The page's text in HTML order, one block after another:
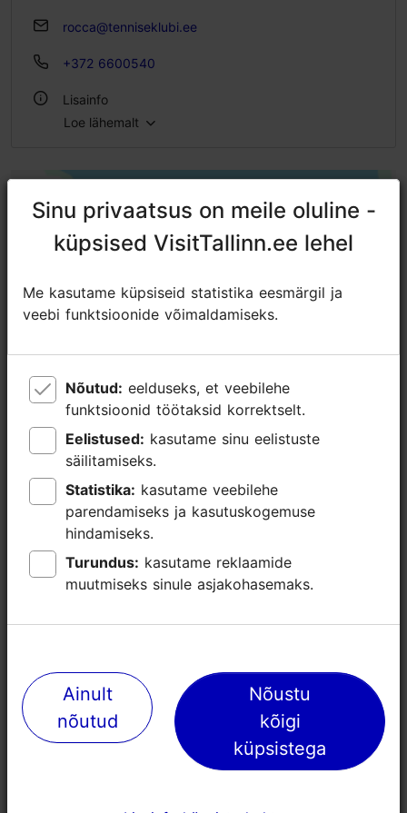
rocca@tenniseklubi.ee
+372 6600540
Lisainfo
Õues
Siseruumis
Loe lähemalt
Lähedalasuvad kohad
Sinu privaatsus on meile oluline -
küpsised VisitTallinn.ee lehel
Me kasutame küpsiseid statistika eesmärgil ja
veebi funktsioonide võimaldamiseks.
Nõutud:
funktsioonid töötaksid korrektselt.
Eelistused:
säilitamiseks.
Statistika:
parendamiseks ja kasutuskogemuse
hindamiseks.
Turundus:
muutmiseks sinule asjakohasemaks.
Ainult
nõutud
Nõustu
kõigi
küpsistega
Sinu privaatsus on meile oluline -
küpsised VisitTallinn.ee lehel
Me kasutame küpsiseid statistika eesmärgil ja
veebi funktsioonide võimaldamiseks.
Nõutud:
funktsioonid töötaksid korrektselt.
Eelistused:
säilitamiseks.
Statistika:
parendamiseks ja kasutuskogemuse
hindamiseks.
Turundus:
muutmiseks sinule asjakohasemaks.
Ainult
nõutud
Nõustu
kõigi
küpsistega